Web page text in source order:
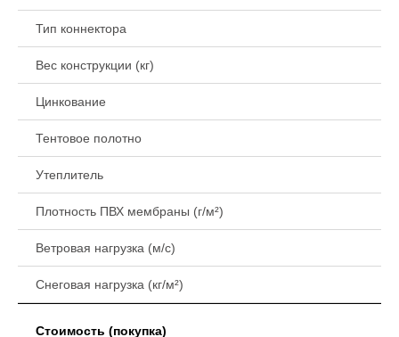
Тип коннектора
Вес конструкции (кг)
Цинкование
Тентовое полотно
Утеплитель
Плотность ПВХ мембраны (г/м²)
Ветровая нагрузка (м/с)
Снеговая нагрузка (кг/м²)
Стоимость (покупка)